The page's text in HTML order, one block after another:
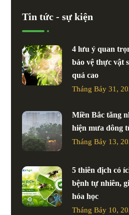
Tin tức - sự kiện
4 lưu ý quan
bảo vệ thực vật
quả cao
Tháng Bảy 31,
Miền Bắc tăng
hiện mưa dông
Tháng Bảy 13,
5 thiên địch có
bệnh tự nhiên,
hóa học
Tháng Bảy 10,